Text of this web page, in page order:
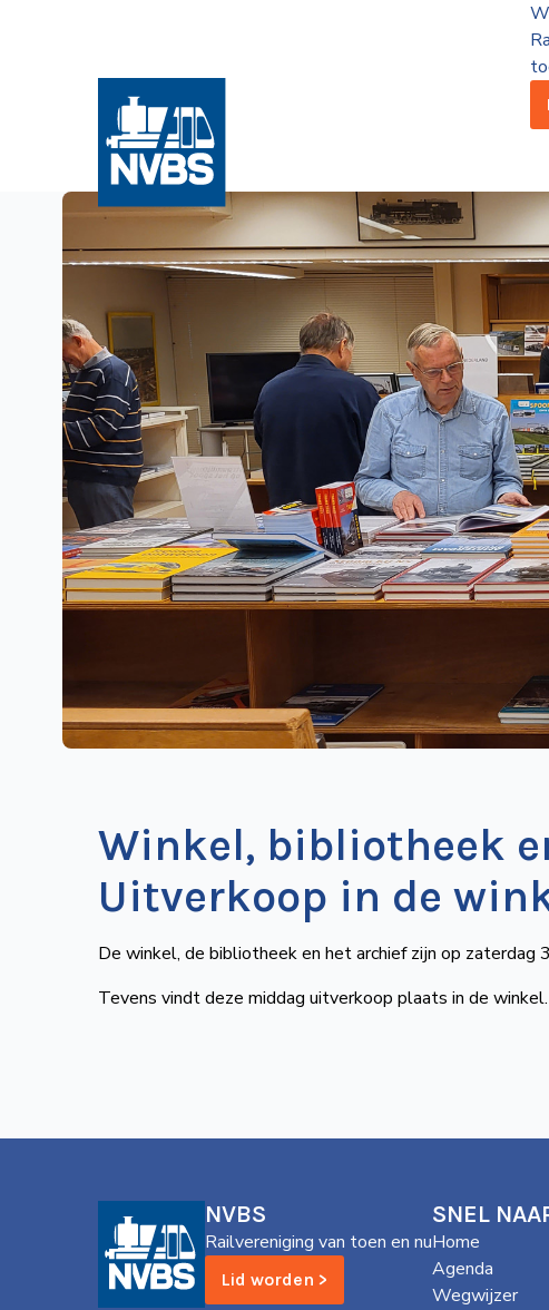
Winkel, bibliotheek
Uitverkoop in de
De winkel, de bibliotheek en het archief zijn op
Tevens vindt deze middag uitverkoop plaats in de winkel.
NVBS
Railvereniging van toen en nu
Lid worden >
SNEL
Home
Agenda
Wegwijzer